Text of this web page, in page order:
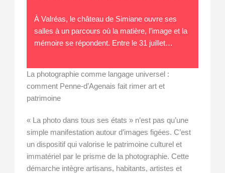
À Valréas, le château de Simiane ouvre ses
salles à un parcours où la matière, l’image et la
mémoire se répondent. Entre le 31 juillet…
La photographie comme langage universel :
comment Penne-d’Agenais fait rimer art et
patrimoine
« La photo dans tous ses états » n’est pas qu’une
simple manifestation autour d’images figées. C’est
un dispositif qui valorise le patrimoine culturel et
immatériel par le prisme de la photographie. Cette
démarche intègre artisans, habitants, artistes et